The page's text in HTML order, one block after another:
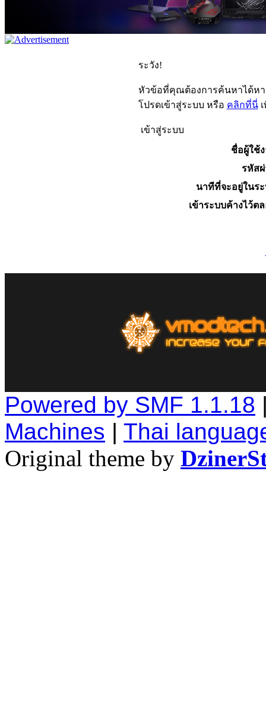
ระวัง!
หัวข้อที่คุณต้องการค้นหาได้ห
โปรดเข้าสู่ระบบ หรือ คลิกที่นี่เ
เข้าสู่ระบบ
ชื่อผู้ใช้
รหัส
นาทีที่จะอยู่ในร
เข้าระบบค้างไว้ต
Powered by SMF 1.1.18
Machines | Thai
Original theme by